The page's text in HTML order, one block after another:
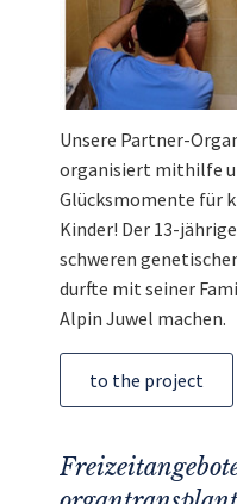
Unsere Partner-
organisiert mithilfe
Glücksmomente für
Kinder! Der 13-
schweren
durfte mit seiner
Alpin Juwel machen.
to the project